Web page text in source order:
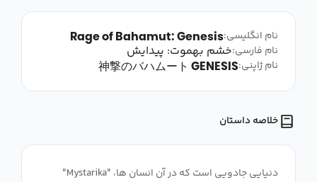
نام انگلیسی:Rage of Bahamut: Genesis
نام فارسی:خشم بهموت: پیدایش
نام ژاپنی:神撃のバハムート GENESIS
خلاصه داستان
"Mystarika" دنیایی جادویی است که در آن انسان ها،